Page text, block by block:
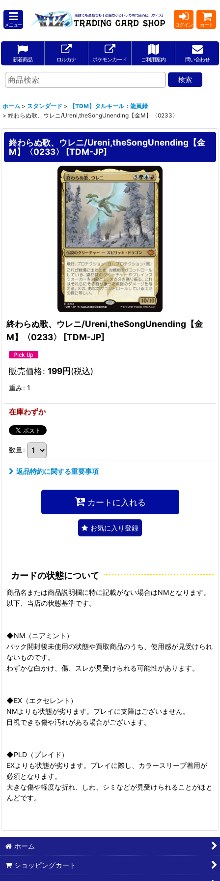
メニュー ログイン カート
新着商品 ロルカナ ポケモンカード ご利用案内 問い合わせ
ホーム > スタンダード >
【TDM】タルキール：龍嵐録
> 終わらぬ歌、ウレニ/Ureni,theSongUnending【金M】〈0233〉
終わらぬ歌、ウレニ/Ureni,theSongUnending【金
M】〈0233〉
[TDM-JP]
終わらぬ歌、ウレニ/Ureni,theSongUnending【金
M】〈0233〉
[TDM-JP]
販売価格: 199円(税込)
重み: 1
在庫わずか
数量:
返品特約に関する重要事項
カートに入れる
お気に入り登録
カードの状態について
商品名または商品説明欄に特に記載がない場合はNMとなります。
以下、当店の状態基準です。
◆NM（ニアミント）
パック開封後未使用の状態や買取商品のうち、使用感が見受けられ
ないものです。
わずかな白かけ、傷、スレが見受けられる可能性があります。
◆EX（エクセレント）
NMよりも状態が劣ります。プレイに支障はございません。
目視できる傷や汚れがある場合がございます。
◆PLD（プレイド）
EXよりも状態が劣ります。プレイに際し、カラースリーブ着用が
必須となります。
大きな傷や軽度な折れ、しわ、シミなどが見受けられることがほと
んどです。
ホーム
ショッピングカート